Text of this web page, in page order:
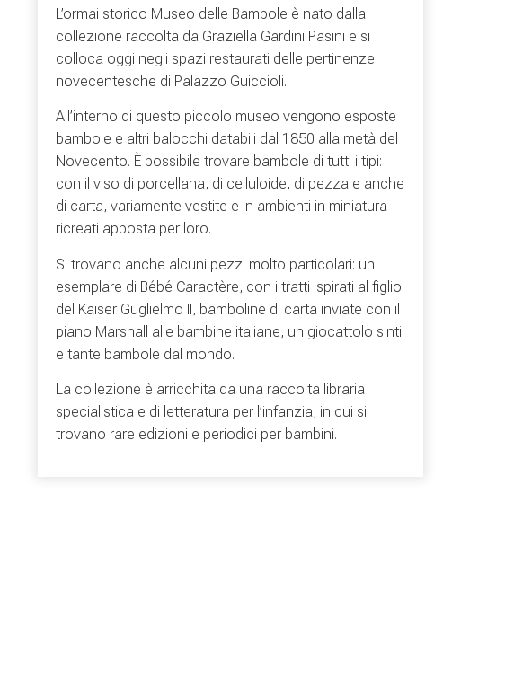
L’ormai storico Museo delle Bambole è nato dalla
collezione raccolta da Graziella Gardini Pasini e si
colloca oggi negli spazi restaurati delle pertinenze
novecentesche di Palazzo Guiccioli.
All’interno di questo piccolo museo vengono esposte
bambole e altri balocchi databili dal 1850 alla metà del
Novecento. È possibile trovare bambole di tutti i tipi:
con il viso di porcellana, di celluloide, di pezza e anche
di carta, variamente vestite e in ambienti in miniatura
ricreati apposta per loro.
Si trovano anche alcuni pezzi molto particolari: un
esemplare di Bébé Caractère, con i tratti ispirati al figlio
del Kaiser Guglielmo II, bamboline di carta inviate con il
piano Marshall alle bambine italiane, un giocattolo sinti
e tante bambole dal mondo.
La collezione è arricchita da una raccolta libraria
specialistica e di letteratura per l’infanzia, in cui si
trovano rare edizioni e periodici per bambini.